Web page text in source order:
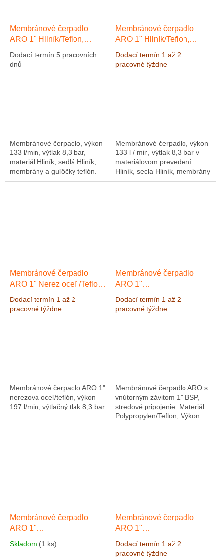
Membránové čerpadlo
ARO 1" Hliník/Teflon,
bar
Dodací termín 5 pracovních
dnů
Membránové čerpadlo, výkon
133 l/min, výtlak 8,3 bar,
materiál Hliník, sedlá Hliník,
membrány a guľôčky teflón.
Membránové čerpadlo
ARO 1" Hliník/Teflon,
Dodací termín 1 až 2
pracovné týždne
Membránové čerpadlo, výkon
133 l / min, výtlak 8,3 bar v
materiálovom prevedení
Hliník, sedla Hliník, membrány
Teflon.
Membránové čerpadlo
ARO 1" Nerez oceľ /Teflon,
Výkon 197 l/min, výtlak
Dodací termín 1 až 2
pracovné týždne
Membránové čerpadlo ARO 1"
nerezová oceľ/teflón, výkon
197 l/min, výtlačný tlak 8,3 bar
Membránové čerpadlo
ARO 1"
200 l/min, výtlak 8,3 bar
Dodací termín 1 až 2
pracovné týždne
Membránové čerpadlo ARO s
vnútorným závitom 1" BSP,
stredové pripojenie. Materiál
Polypropylen/Teflon, Výkon
178 l/min, výtlak 8,3 bar
Membránové čerpadlo
ARO 1"
Výkon 178 l/min, výtlak 8,3
Skladom (1 ks)
Membránové čerpadlo
ARO 1"
Výkon 200 l/min, výtlak 8,3
Dodací termín 1 až 2
pracovné týždne